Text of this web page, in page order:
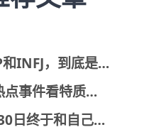
INFJ，到底是…
点事件看特质…
日终于和自己…